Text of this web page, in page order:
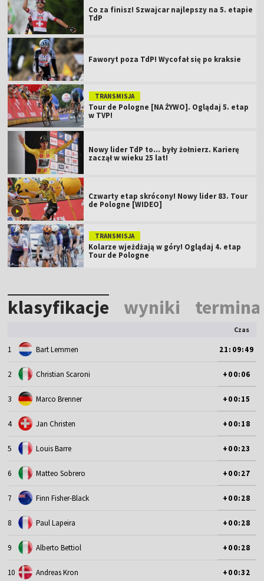
Co za finisz! Szwajcar najlepszy na 5. etapie
TdP
Faworyt poza TdP! Wycofał się po kraksie
TRANSMISJA
Tour de Pologne [NA ŻYWO]. Oglądaj 5. etap
w TVP!
Nowy lider TdP to... były żołnierz. Karierę
zaczął w wieku 25 lat!
Czwarty etap skrócony! Nowy lider 83. Tour
de Pologne [WIDEO]
TRANSMISJA
Kolarze wjeżdżają w góry! Oglądaj 4. etap
Tour de Pologne
klasyfikacje wyniki
Czas
1 Bart Lemmen 21:09:49
2 Christian Scaroni +00:06
3 Marco Brenner +00:15
4 Jan Christen +00:18
5 Louis Barre +00:23
6 Matteo Sobrero +00:27
7 Finn Fisher-Black +00:28
8 Paul Lapeira +00:28
9 Alberto Bettiol +00:28
10 Andreas Kron +00:32